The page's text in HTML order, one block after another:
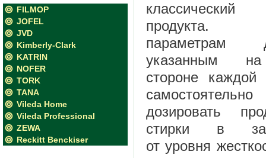
FILMOP
JOFEL
JVD
Kimberly-Clark
KATRIN
NOFER
TORK
TANA
Vileda Home
Vileda Professional
ZEWA
Reckitt Benckiser
продукта.
параметрам
указанным
стороне
дозировать
стирки в
от уровня